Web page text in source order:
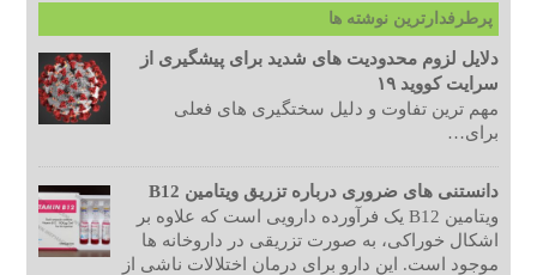
پرطرفدارترین نوشته ها
دلایل لزوم محدودیت های شدید برای پیشگیری از
سرایت کووید ۱۹
مهم ترین تفاوت و دلیل سختگیری های فعلی
برای…
دانستنی های ضروری درباره تزریق ویتامین B12
ویتامین B12 یک فرآورده دارویی است که علاوه بر
اشکال خوراکی، به صورت تزریقی در داروخانه ها
موجود است. این دارو برای درمان اختلالات ناشی از